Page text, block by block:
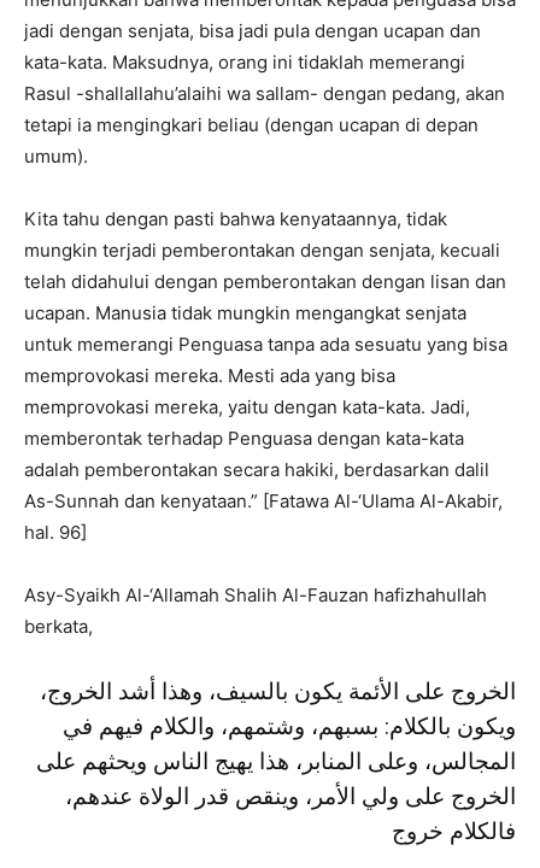
jadi dengan senjata, bisa jadi pula dengan ucapan dan
kata-kata. Maksudnya, orang ini tidaklah memerangi
Rasul -shallallahu’alaihi wa sallam- dengan pedang, akan
tetapi ia mengingkari beliau (dengan ucapan di depan
umum).
Kita tahu dengan pasti bahwa kenyataannya, tidak
mungkin terjadi pemberontakan dengan senjata, kecuali
telah didahului dengan pemberontakan dengan lisan dan
ucapan. Manusia tidak mungkin mengangkat senjata
untuk memerangi Penguasa tanpa ada sesuatu yang bisa
memprovokasi mereka. Mesti ada yang bisa
memprovokasi mereka, yaitu dengan kata-kata. Jadi,
memberontak terhadap Penguasa dengan kata-kata
adalah pemberontakan secara hakiki, berdasarkan dalil
As-Sunnah dan kenyataan.” [Fatawa Al-‘Ulama Al-Akabir,
hal. 96]
Asy-Syaikh Al-‘Allamah Shalih Al-Fauzan hafizhahullah
berkata,
الخروج على الأئمة يكون بالسيف، وهذا أشد الخروج،
ويكون بالكلام: بسبهم، وشتمهم، والكلام فيهم في
المجالس، وعلى المنابر، هذا يهيج الناس ويحثهم على
الخروج على ولي الأمر، وينقص قدر الولاة عندهم،
فالكلام خروج